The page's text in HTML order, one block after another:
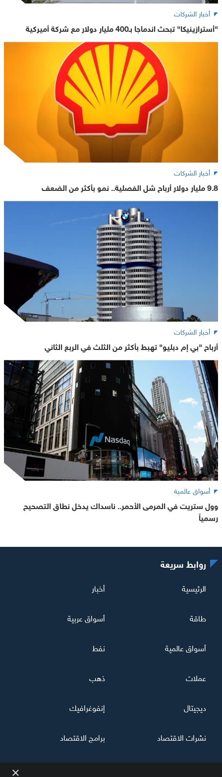
أخبار الشركات
"أسترازينيكا" تبحث اندماجا بـ400 مليار دولار مع شركة أميركية
أخبار الشركات
9.8 مليار دولار أرباح شل الفصلية.. نمو بأكثر من الضعف
أخبار الشركات
أرباح "بي إم دبليو" تهبط بأكثر من الثلث في الربع الثاني
أسواق عالمية
وول ستريت في المرمى الأحمر.. ناسداك يدخل نطاق التصحيح
رسمياً
روابط سريعة
الرئيسية أخبار
طاقة أسواق عربية
أسواق عالمية نفط
عملات ذهب
ديجيتال إنفوغرافيك
نشرات الاقتصاد برامج الاقتصاد
×